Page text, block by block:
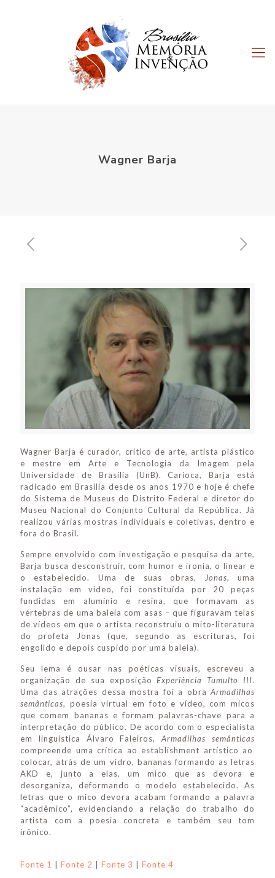
Wagner Barja
Wagner Barja é curador, crítico de arte, artista plástico
e mestre em Arte e Tecnologia da Imagem pela
Universidade de Brasília (UnB). Carioca, Barja está
radicado em Brasília desde os anos 1970 e hoje é chefe
do Sistema de Museus do Distrito Federal e diretor do
Museu Nacional do Conjunto Cultural da República. Já
realizou várias mostras individuais e coletivas, dentro e
fora do Brasil.
Sempre envolvido com investigação e pesquisa da arte,
Barja busca desconstruir, com humor e ironia, o linear e
o estabelecido. Uma de suas obras,
Jonas, uma
instalação em vídeo, foi constituída por 20 peças
fundidas em alumínio e resina, que formavam as
vértebras de uma baleia com asas – que figuravam telas
de vídeos em que o artista reconstruiu o mito-literatura
do profeta Jonas (que, segundo as escrituras, foi
engolido e depois cuspido por uma baleia).
Seu lema é ousar nas poéticas visuais, escreveu a
organização de sua exposiçãoExperiência Tumulto III.
Uma das atrações dessa mostra foi a obra Armadilhas
semânticas, poesia virtual em foto e vídeo, com micos
que comem bananas e formam palavras-chave para a
interpretação do público. De acordo com o especialista
em linguística Álvaro Faleiros,Armadilhas semânticas
compreende uma crítica ao establishment artístico ao
colocar, atrás de um vidro, bananas formando as letras
AKD e, junto a elas, um mico que as devora e
desorganiza, deformando o modelo estabelecido. As
letras que o mico devora acabam formando a palavra
“acadêmico”, evidenciando a relação do trabalho do
artista com a poesia concreta e também seu tom
irônico.
Fonte 1 Fonte 2 Fonte 3 Fonte 4